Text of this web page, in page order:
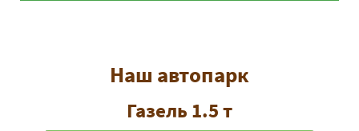
Наш автопарк
Газель 1.5 т